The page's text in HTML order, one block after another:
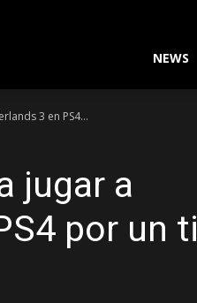
NEWS
3 en PS4...
jugar a
por un